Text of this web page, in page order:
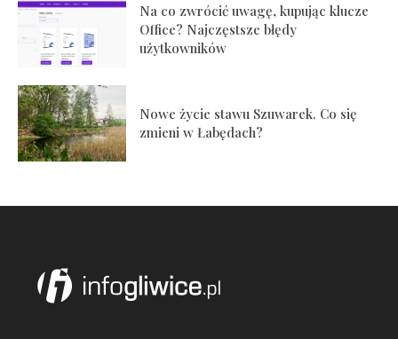
Na co zwrócić uwagę, kupując klucze
Office? Najczęstsze błędy
użytkowników
Nowe życie stawu Szuwarek. Co się
zmieni w Łabędach?